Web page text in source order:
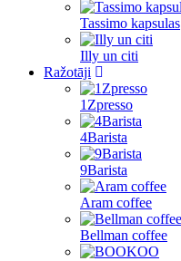
Tassimo kapsulas
Illy un citi
Ražotāji
1Zpresso
4Barista
9Barista
Aram coffee
Bellman coffee